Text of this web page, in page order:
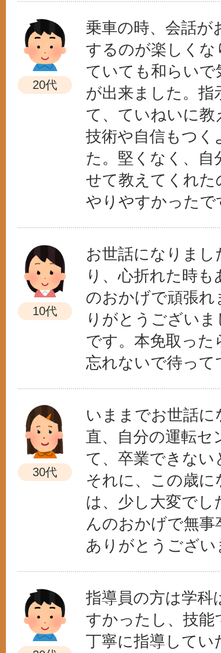
20代
乗車の時、会話が
するのが楽しく
ていても和らい
が出来ました。
て、ていねいに
技術や自信もつく
た。堅くなく、
せて教えてくれ
やりやすかったで
10代
お世話になりま
り、心折れた時
のおかげで頑張
りがとうござい
です。本免取っ
忘れないで待って
30代
いままでお世話
直、自分の運転セ
て、卒業できな
それに、この歳
は、少し大変で
んのおかげで無
ありがとうござい
指導員の方は学科
すかったし、技能
丁寧に指導してい